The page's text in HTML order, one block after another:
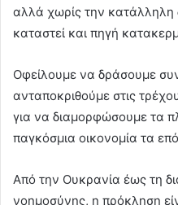
αλλά χωρίς την κατάλληλη
καταστεί και πηγή
Οφείλουμε να δράσουμε
ανταποκριθούμε στις
για να διαμορφώσουμε τα
παγκόσμια οικονομία τα
Από την Ουκρανία έως τη
νοημοσύνης, η πρόκληση